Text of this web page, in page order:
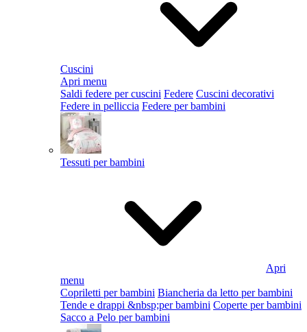
Cuscini
Apri menu
Saldi federe per cuscini Federe Cuscini decorativi
Federe in pelliccia Federe per bambini
Tessuti per bambini
Apri
menu
Copriletti per bambini Biancheria da letto per bambini
Tende e drappi &nbsp;per bambini Coperte per bambini
Sacco a Pelo per bambini